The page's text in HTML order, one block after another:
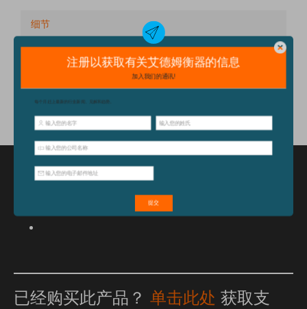
细节
技术规格
配件
特点和优点
已经购买此产品？ 单击此处 获取支